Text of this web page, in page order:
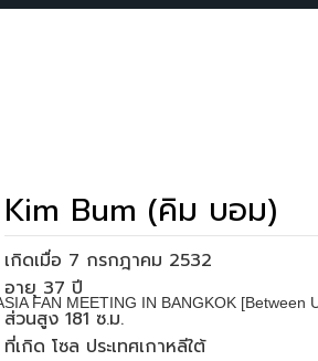
Kim Bum (คิม บอม)
เกิดเมื่อ 7 กรกฎาคม 2532
ส่วนสูง 181 ซ.ม.
ที่เกิด โซล ประเทศเกาหลีใต้
FAN MEETING IN BANGKOK [Between